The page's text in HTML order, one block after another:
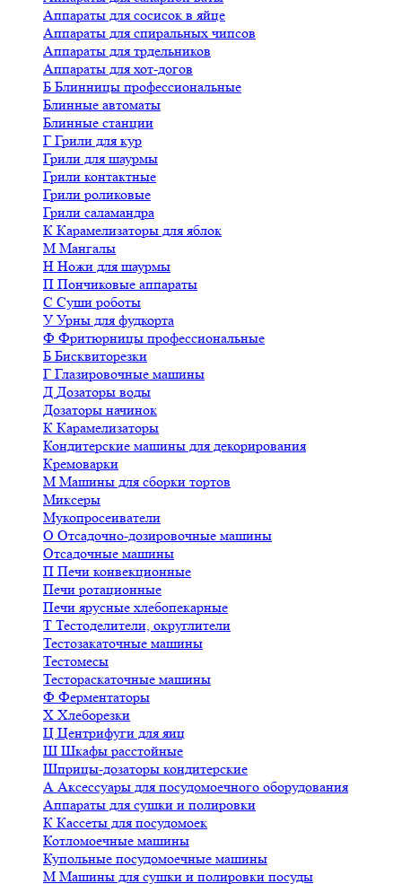
Аппараты для сосисок в яйце
Аппараты для спиральных чипсов
Аппараты для трдельников
Аппараты для хот-догов
Б Блинницы профессиональные
Блинные автоматы
Блинные станции
Г Грили для кур
Грили для шаурмы
Грили контактные
Грили роликовые
Грили саламандра
К Карамелизаторы для яблок
М Мангалы
Н Ножи для шаурмы
П Пончиковые аппараты
С Суши роботы
У Урны для фудкорта
Ф Фритюрницы профессиональные
Б Бисквиторезки
Г Глазировочные машины
Д Дозаторы воды
Дозаторы начинок
К Карамелизаторы
Кондитерские машины для декорирования
Кремоварки
М Машины для сборки тортов
Миксеры
Мукопросеиватели
О Отсадочно-дозировочные машины
Отсадочные машины
П Печи конвекционные
Печи ротационные
Печи ярусные хлебопекарные
Т Тестоделители, округлители
Тестозакаточные машины
Тестомесы
Тестораскаточные машины
Ф Ферментаторы
Х Хлеборезки
Ц Центрифуги для яиц
Ш Шкафы расстойные
Шприцы-дозаторы кондитерские
А Аксессуары для посудомоечного оборудования
Аппараты для сушки и полировки
К Кассеты для посудомоек
Котломоечные машины
Купольные посудомоечные машины
М Машины для сушки и полировки посуды